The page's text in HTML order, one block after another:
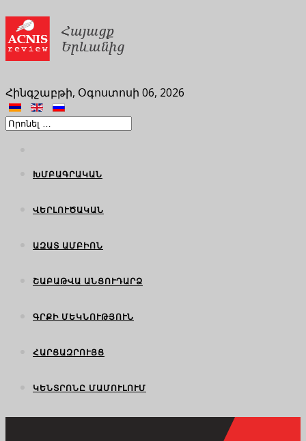
Հինգշաբթի, Օգոստոսի 06, 2026
ԽՄԲԱԳՐԱԿԱՆ
ՎԵՐԼՈՒԾԱԿԱՆ
ԱԶԱՏ ԱՄԲԻՈՆ
ՇԱԲԱԹՎԱ ԱՆՑՈՒԴԱՐՁ
ԳՐՔԻ ՄԵԿՆՈՒԹՅՈՒՆ
ՀԱՐՑԱԶՐՈՒՅՑ
ԿԵՆՏՐՈՆԸ ՄԱՄՈՒԼՈՒՄ